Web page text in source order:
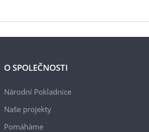
O SPOLEČNOSTI
Národní Pokladnice
Naše projekty
Pomáháme